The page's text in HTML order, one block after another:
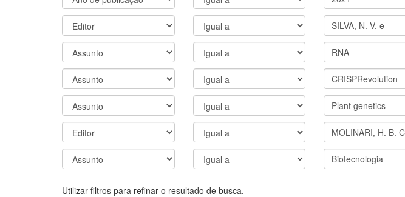
Utilizar filtros para refinar o resultado de busca.